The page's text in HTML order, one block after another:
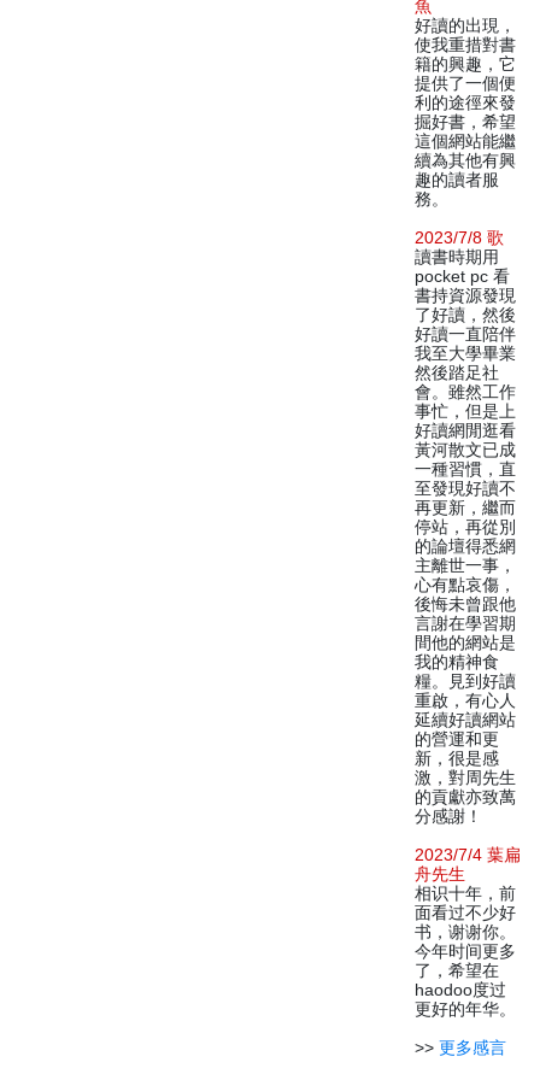
魚
好讀的出現，
使我重措對書
籍的興趣，它
提供了一個便
利的途徑來發
掘好書，希望
這個網站能繼
續為其他有興
趣的讀者服
務。
2023/7/8 歌
讀書時期用
pocket pc 看
書持資源發現
了好讀，然後
好讀一直陪伴
我至大學畢業
然後踏足社
會。雖然工作
事忙，但是上
好讀網閒逛看
黃河散文已成
一種習慣，直
至發現好讀不
再更新，繼而
停站，再從別
的論壇得悉網
主離世一事，
心有點哀傷，
後悔未曾跟他
言謝在學習期
間他的網站是
我的精神食
糧。見到好讀
重啟，有心人
延續好讀網站
的營運和更
新，很是感
激，對周先生
的貢獻亦致萬
分感謝！
2023/7/4 葉扁
舟先生
相识十年，前
面看过不少好
书，谢谢你。
今年时间更多
了，希望在
haodoo度过
更好的年华。
>> 更多感言